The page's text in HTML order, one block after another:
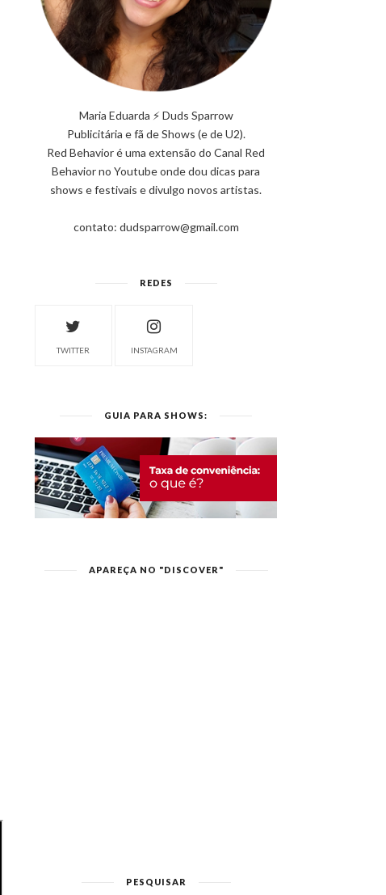
Maria Eduarda ⚡ Duds Sparrow
Publicitária e fã de Shows (e de U2).
Red Behavior é uma extensão do Canal Red
Behavior no Youtube onde dou dicas para
shows e festivais e divulgo novos artistas.
contato: dudsparrow@gmail.com
REDES
TWITTER INSTAGRAM
GUIA PARA SHOWS:
APAREÇA NO "DISCOVER"
PESQUISAR